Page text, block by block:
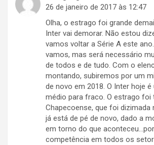
26 de janeiro de 2017 às 12:47
Olha, o estrago foi grande
Inter vai demorar. Não estou
vamos voltar a Série A este
vamos, mas será necessário
de todos e de tudo. Com o
montando, subiremos por um
de novo em 2018. O Inter hoje
médio para fraco. O estrago foi
Chapecoense, que foi dizimada
já está de pé de novo, dado a
em torno do que
competência em todos os